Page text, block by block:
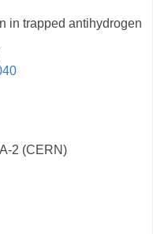
in trapped antihydrogen
2 (CERN)